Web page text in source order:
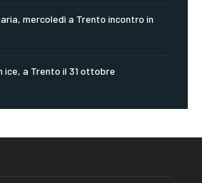
mercoledì a Trento incontro in
ice, a Trento il 31 ottobre